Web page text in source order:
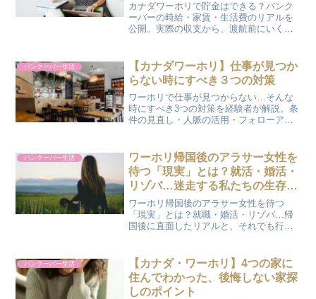
カナダワーホリで貯金はできる？バンク
ーバーの時給・家賃・生活費のリアルを
公開。実際の収支から、渡航前にいくら
バンクーバー生活
【カナダワーホリ】仕事が見つか
らない時にすべき３つの対策
ワーホリで仕事が見つからない…そんな
時にすべき3つの対策を経験者が解説。条
件の見直し・人脈の活用・フォローアッ
バンクーバー生活
ワーホリ帰国後のアラサー女性を
待つ「現実」とは？就活・婚活・
リゾバ…迷走する私たちの生存戦
略
ワーホリ帰国後のアラサー女性を待つ
「現実」とは？就職・婚活・リゾバ…帰
国後に直面したリアルと、それでも行っ
バンクーバー生活
【カナダ・ワーホリ】4つの家に
住んでわかった、後悔しない家探
しのポイント